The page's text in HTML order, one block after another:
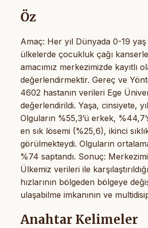
Öz
Amaç: Her yıl Dünyada 0-19 yaş
ülkelerde çocukluk çağı
amacımız merkezimizde kayıtlı
değerlendirmektir. Gereç ve
4602 hastanın verileri Ege
değerlendirildi. Yaşa, cinsiyete,
Olguların %55,3’ü erkek,
en sık lösemi (%25,6), ikinci
görülmekteydi. Olguların
%74 saptandı. Sonuç:
Ülkemiz verileri ile
hızlarının bölgeden bölgeye
ulaşabilme imkanının ve
Anahtar Kelimeler